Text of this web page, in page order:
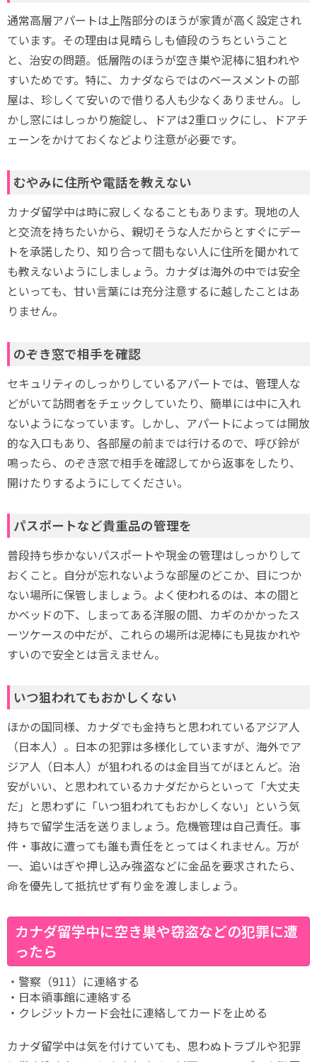
通常高層アパートは上階部分のほうが家賃が高く設定され
ています。その理由は見晴らしも値段のうちということ
と、治安の問題。低層階のほうが空き巣や泥棒に狙われや
すいためです。特に、カナダならではのベースメントの部
屋は、珍しくて安いので借りる人も少なくありません。し
かし窓にはしっかり施錠し、ドアは2重ロックにし、ドアチ
ェーンをかけておくなどより注意が必要です。
むやみに住所や電話を教えない
カナダ留学中は時に寂しくなることもあります。現地の人
と交流を持ちたいから、親切そうな人だからとすぐにデー
トを承諾したり、知り合って間もない人に住所を聞かれて
も教えないようにしましょう。カナダは海外の中では安全
といっても、甘い言葉には充分注意するに越したことはあ
りません。
のぞき窓で相手を確認
セキュリティのしっかりしているアパートでは、管理人な
どがいて訪問者をチェックしていたり、簡単には中に入れ
ないようになっています。しかし、アパートによっては開放
的な入口もあり、各部屋の前までは行けるので、呼び鈴が
鳴ったら、のぞき窓で相手を確認してから返事をしたり、
開けたりするようにしてください。
パスポートなど貴重品の管理を
普段持ち歩かないパスポートや現金の管理はしっかりして
おくこと。自分が忘れないような部屋のどこか、目につか
ない場所に保管しましょう。よく使われるのは、本の間と
かベッドの下、しまってある洋服の間、カギのかかったス
ーツケースの中だが、これらの場所は泥棒にも見抜かれや
すいので安全とは言えません。
いつ狙われてもおかしくない
ほかの国同様、カナダでも金持ちと思われているアジア人
（日本人）。日本の犯罪は多様化していますが、海外でア
ジア人（日本人）が狙われるのは金目当てがほとんど。治
安がいい、と思われているカナダだからといって「大丈夫
だ」と思わずに「いつ狙われてもおかしくない」という気
持ちで留学生活を送りましょう。危機管理は自己責任。事
件・事故に遭っても誰も責任をとってはくれません。万が
一、追いはぎや押し込み強盗などに金品を要求されたら、
命を優先して抵抗せず有り金を渡しましょう。
カナダ留学中に空き巣や窃盗などの犯罪に遭
ったら
・警察（911）に連絡する
・日本領事館に連絡する
・クレジットカード会社に連絡してカードを止める
カナダ留学中は気を付けていても、思わぬトラブルや犯罪